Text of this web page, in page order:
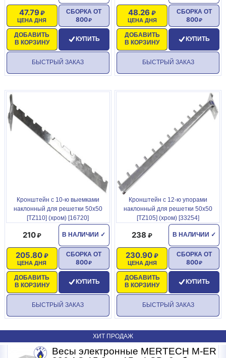
ЦЕНА ДНЯ
47.79
ДОБАВИТЬ
В КОРЗИНУ
СБОРКА ОТ
800
КУПИТЬ
БЫСТРЫЙ ЗАКАЗ
ЦЕНА ДНЯ
48.26
ДОБАВИТЬ
В КОРЗИНУ
СБОРКА ОТ
800
КУПИТЬ
БЫСТРЫЙ ЗАКАЗ
Кронштейн с 10-ю выемками
наклонный для решетки 50x50
[TZ110] (хром) [16720]
В НАЛИЧИИ ✓
210
ЦЕНА ДНЯ
205.80
ДОБАВИТЬ
В КОРЗИНУ
СБОРКА ОТ
800
КУПИТЬ
БЫСТРЫЙ ЗАКАЗ
Кронштейн с 12-ю упорами
наклонный для решетки 50x50
[TZ105] (хром) [33254]
В НАЛИЧИИ ✓
238
ЦЕНА ДНЯ
230.90
ДОБАВИТЬ
В КОРЗИНУ
СБОРКА ОТ
800
КУПИТЬ
БЫСТРЫЙ ЗАКАЗ
ХИТ ПРОДАЖ
Весы электронные MERTECH M-ER